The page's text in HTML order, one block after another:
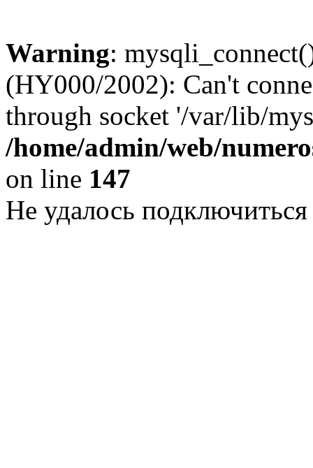
Warning:
(HY000/2002): Can't
through socket '/var/lib/
/home/admin/web/
on line 147
Не удалось